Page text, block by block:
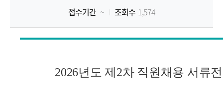
원
접수기간 ~ 조회수 1,574
2026년도 제 2차 직원채용 서류